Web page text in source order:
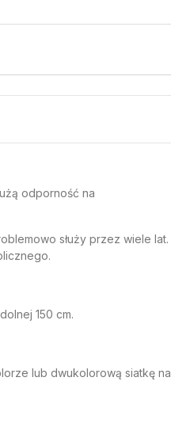
odporność na
służy przez wiele lat.
150 cm.
lub dwukolorową siatkę na